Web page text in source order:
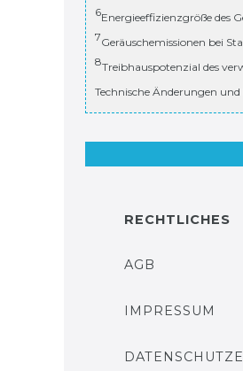
6Energieeffizienzgröße des
7Geräuschemissionen bei
8Treibhauspotenzial des
Technische Änderungen
RECHTLICHES
AGB
IMPRESSUM